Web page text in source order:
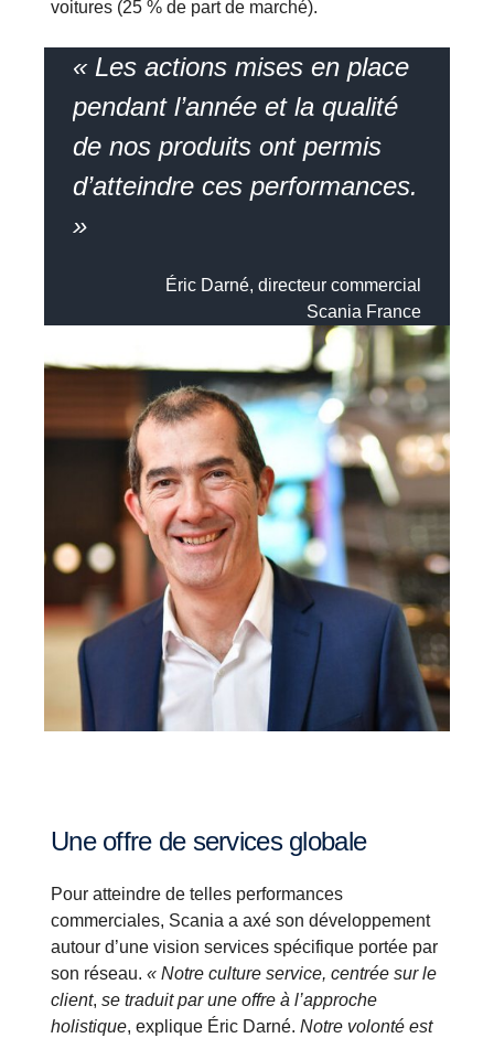
voitures (25 % de part de marché).
« Les actions mises en place
pendant l’année et la qualité
de nos produits ont permis
d’atteindre ces performances.
»
Éric Darné, directeur commercial
Scania France
Une offre de services globale
Pour atteindre de telles performances
commerciales, Scania a axé son développement
autour d’une vision services spécifique portée par
son réseau. « Notre culture service, centrée sur le
client, se traduit par une offre à l’approche
holistique, explique Éric Darné. Notre volonté est